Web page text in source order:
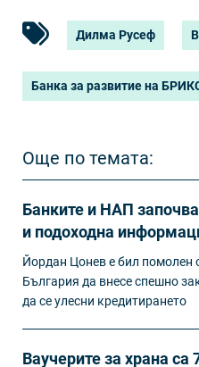
Дилма Русеф
Банка за развитие на
Още по темата:
Банките и НАП
и подоходна
Йордан Цонев е бил помолен
България да внесе спешно
да се улесни кредитирането
Ваучерите за храна